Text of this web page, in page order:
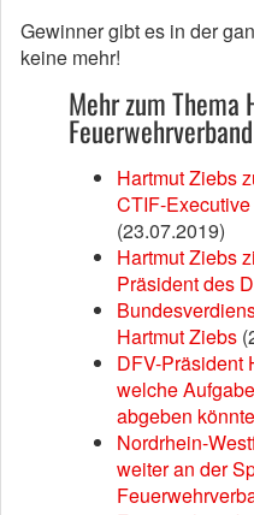
Gewinner gibt es in der
keine mehr!
Mehr zum Thema
Hartmut Ziebs
CTIF-
(23.07.2019)
Hartmut Ziebs
Präsident des
Hartmut Ziebs
DFV-Präsident
welche
abgeben könnte
Nordrhein-
weiter an der